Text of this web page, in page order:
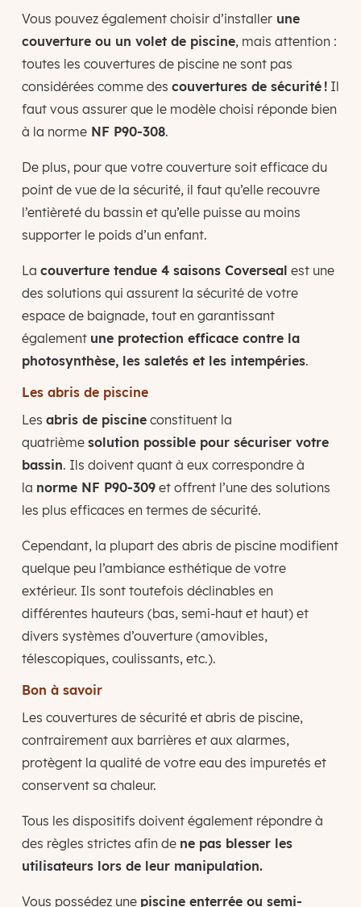
Vous pouvez également choisir d’installerune
couverture ou un volet de piscine, mais attention :
toutes les couvertures de piscine ne sont pas
considérées comme des couvertures de sécurité !Il
faut vous assurer que le modèle choisi réponde bien
à la normeNF P90-308.
De plus, pour que votre couverture soit efficace du
point de vue de la sécurité, il faut qu’elle recouvre
l’entièreté du bassin et qu’elle puisse au moins
supporter le poids d’un enfant.
La couverture tendue 4 saisons Coverseal est une
des solutions qui assurent la sécurité de votre
espace de baignade, tout en garantissant
également une protection efficace contre la
photosynthèse, les saletés et les intempéries.
Les abris de piscine
Les abris de piscineconstituent la
quatrième solution possible pour sécuriser votre
bassin. Ils doivent quant à eux correspondre à
la norme NF P90-309et offrent l’une des solutions
les plus efficaces en termes de sécurité.
Cependant, la plupart des abris de piscine modifient
quelque peu l’ambiance esthétique de votre
extérieur. Ils sont toutefois déclinables en
différentes hauteurs (bas, semi-haut et haut) et
divers systèmes d’ouverture (amovibles,
télescopiques, coulissants, etc.).
Bon à savoir
Les couvertures de sécurité et abris de piscine,
contrairement aux barrières et aux alarmes,
protègent la qualité de votre eau des impuretés et
conservent sa chaleur.
Tous les dispositifs doivent également répondre à
des règles strictes afin de ne pas blesser les
utilisateurs lors de leur manipulation.
Vous possédez une piscine enterrée ou semi-